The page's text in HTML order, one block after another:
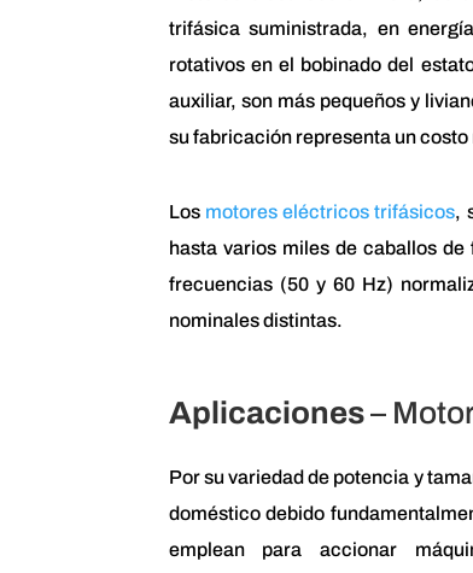
trifásica suministrada, en
rotativos en el bobinado del
auxiliar, son más pequeños y
su fabricación representa un costo
Los motores eléctricos trifásicos,
hasta varios miles de caballos
frecuencias (50 y 60 Hz)
nominales distintas.
Aplicaciones–
Por su variedad de potencia y
doméstico debido
emplean para accionar